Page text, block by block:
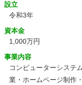
設立
令和3年
資本金
1,000万円
事業内容
コンピューターシステ
業・ホームページ制作